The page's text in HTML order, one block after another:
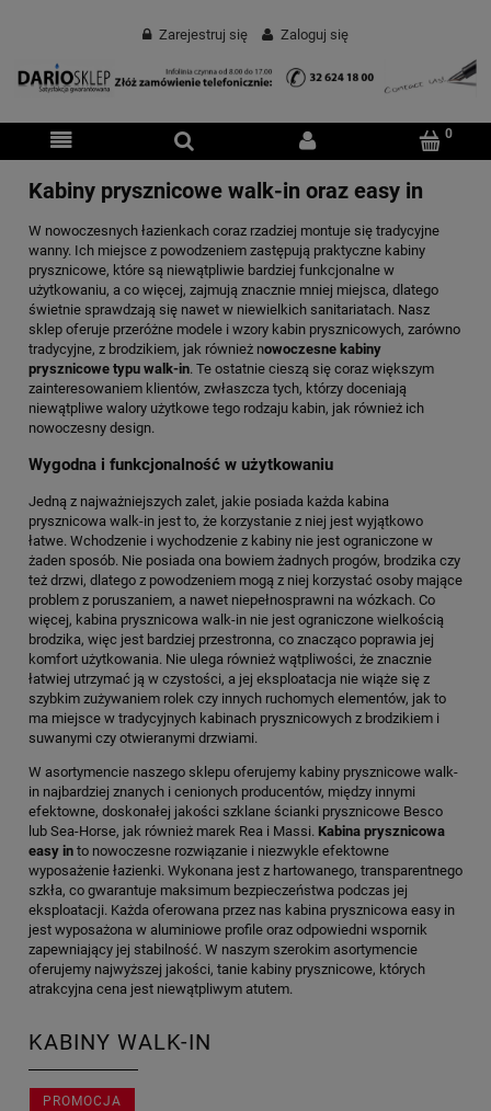
Zarejestruj się Zaloguj się
Kabiny prysznicowe walk-in oraz easy in
W nowoczesnych łazienkach coraz rzadziej montuje się tradycyjne
wanny. Ich miejsce z powodzeniem zastępują praktyczne kabiny
prysznicowe, które są niewątpliwie bardziej funkcjonalne w
użytkowaniu, a co więcej, zajmują znacznie mniej miejsca, dlatego
świetnie sprawdzają się nawet w niewielkich sanitariatach. Nasz
sklep oferuje przeróżne modele i wzory kabin prysznicowych, zarówno
tradycyjne, z brodzikiem, jak również nowoczesne kabiny
prysznicowe typu walk-in. Te ostatnie cieszą się coraz większym
zainteresowaniem klientów, zwłaszcza tych, którzy doceniają
niewątpliwe walory użytkowe tego rodzaju kabin, jak również ich
nowoczesny design.
Wygodna i funkcjonalność w użytkowaniu
Jedną z najważniejszych zalet, jakie posiada każda kabina
prysznicowa walk-in jest to, że korzystanie z niej jest wyjątkowo
łatwe. Wchodzenie i wychodzenie z kabiny nie jest ograniczone w
żaden sposób. Nie posiada ona bowiem żadnych progów, brodzika czy
też drzwi, dlatego z powodzeniem mogą z niej korzystać osoby mające
problem z poruszaniem, a nawet niepełnosprawni na wózkach. Co
więcej, kabina prysznicowa walk-in nie jest ograniczone wielkością
brodzika, więc jest bardziej przestronna, co znacząco poprawia jej
komfort użytkowania. Nie ulega również wątpliwości, że znacznie
łatwiej utrzymać ją w czystości, a jej eksploatacja nie wiąże się z
szybkim zużywaniem rolek czy innych ruchomych elementów, jak to
ma miejsce w tradycyjnych kabinach prysznicowych z brodzikiem i
suwanymi czy otwieranymi drzwiami.
W asortymencie naszego sklepu oferujemy kabiny prysznicowe walk-
in najbardziej znanych i cenionych producentów, między innymi
efektowne, doskonałej jakości szklane ścianki prysznicowe Besco
lub Sea-Horse, jak również marek Rea i Massi. Kabina prysznicowa
easy in to nowoczesne rozwiązanie i niezwykle efektowne
wyposażenie łazienki. Wykonana jest z hartowanego, transparentnego
szkła, co gwarantuje maksimum bezpieczeństwa podczas jej
eksploatacji. Każda oferowana przez nas kabina prysznicowa easy in
jest wyposażona w aluminiowe profile oraz odpowiedni wspornik
zapewniający jej stabilność. W naszym szerokim asortymencie
oferujemy najwyższej jakości, tanie kabiny prysznicowe, których
atrakcyjna cena jest niewątpliwym atutem.
KABINY WALK-IN
PROMOCJA